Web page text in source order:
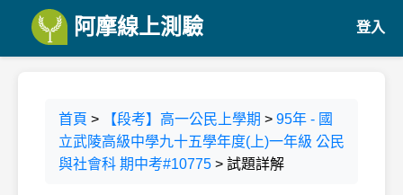
阿摩線上測驗 登入
首頁 > 【段考】高一公民上學期 > 95年 - 國
立武陵高級中學九十五學年度(上)一年級 公民
與社會科 期中考#10775 > 試題詳解